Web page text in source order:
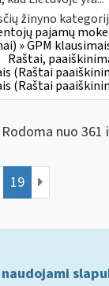
žinyno
pajamų
» GPM
Raštai,
(Raštai
(Raštai
Rodoma nuo 361
19